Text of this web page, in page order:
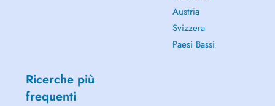
Austria
Svizzera
Paesi Bassi
Ricerche più
frequenti